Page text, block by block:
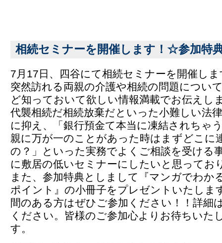
相続セミナーを開催します！☆参加特
7月17日、四谷にて相続セミナーを開催し
突然訪れる両親の介護や相続の問題につい
ど知っておいて欲しい情報満載でお伝えし
代襲相続だ相続放棄だといった小難しい法
に抑え、「銀行預金て本当に凍結されちゃ
親に万が一のことがあった時はまずどこに
の？」といった実務でよくご相談を受ける
に敷居の低いセミナーにしたいと思ってお
また、参加特典としまして『マンガでわか
ポイント』の小冊子をプレゼントいたしま
間のある方はぜひご参加ください！！詳細
ください。皆様のご参加心よりお待ちいた
す。